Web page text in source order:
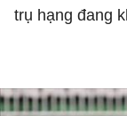
trụ hạng đang